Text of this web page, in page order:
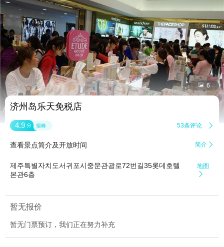
 6
济州岛乐天免税店
4.9 分 很棒 53条评论 
查看景点简介及开放时间 简介 
제주특별자치도서귀포시중문관광로72번길35롯데호텔
본관6층
地图

暂无报价
暂无门票预订，我们正在努力补充